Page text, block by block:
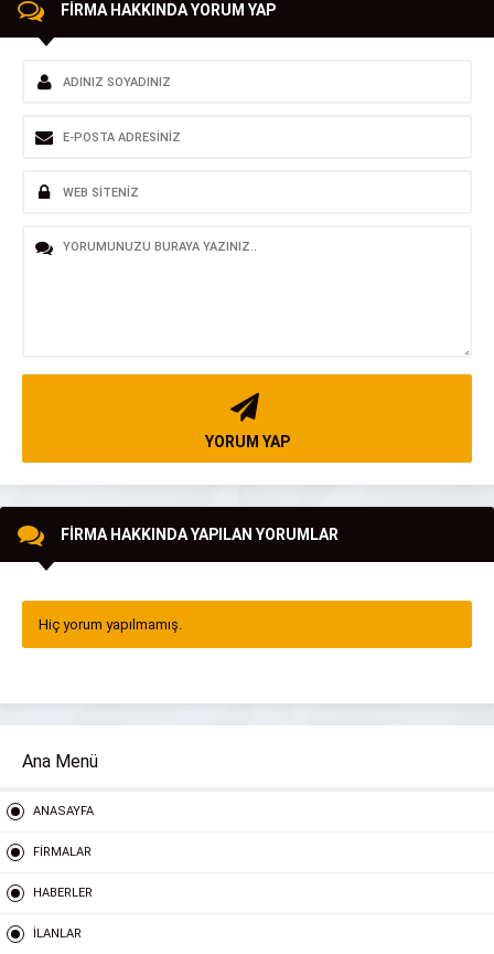
FİRMA HAKKINDA YORUM YAP
YORUM YAP
FİRMA HAKKINDA YAPILAN YORUMLAR
Hiç yorum yapılmamış.
Ana Menü
ANASAYFA
FİRMALAR
HABERLER
İLANLAR